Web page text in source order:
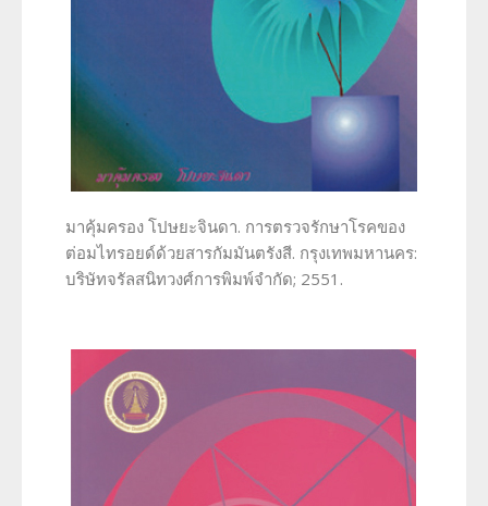
มาคุ้มครอง โปษยะจินดา. การตรวจรักษาโรคของ
ต่อมไทรอยด์ด้วยสารกัมมันตรังสี. กรุงเทพมหานคร:
บริษัทจรัลสนิทวงศ์การพิมพ์จำกัด; 2551.